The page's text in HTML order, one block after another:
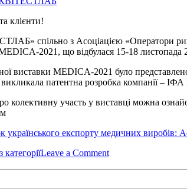
клієнти!
спільно з Асоціацією «Оператори
2021, що відбулася 15-18
виставки MEDICA-2021 було
викликала патентна розробка компанії –
колективну участь у виставці можна
українського експорту медичних
категоріїLeave a Commenton